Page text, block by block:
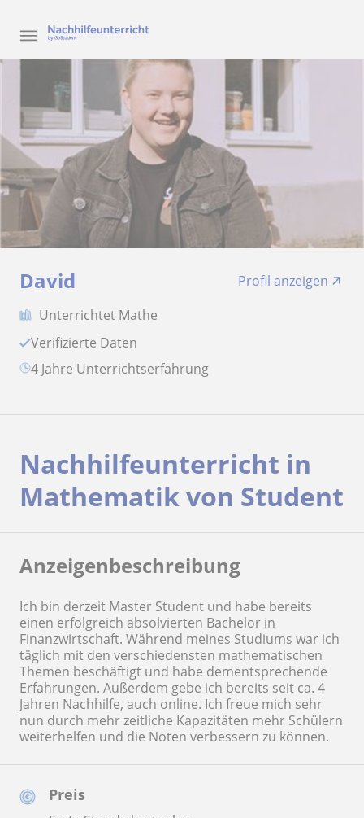
David
Profil anzeigen
Unterrichtet Mathe
Verifizierte Daten
4 Jahre Unterrichtserfahrung
Preis
Nachhilfeunterricht in
Mathematik von Student
Anzeigenbeschreibung
Ich bin derzeit Master Student und habe bereits
einen erfolgreich absolvierten Bachelor in
Finanzwirtschaft. Während meines Studiums war ich
täglich mit den verschiedensten mathematischen
Themen beschäftigt und habe dementsprechende
Erfahrungen. Außerdem gebe ich bereits seit ca. 4
Jahren Nachhilfe, auch online. Ich freue mich sehr
nun durch mehr zeitliche Kapazitäten mehr Schülern
weiterhelfen und die Noten verbessern zu können.